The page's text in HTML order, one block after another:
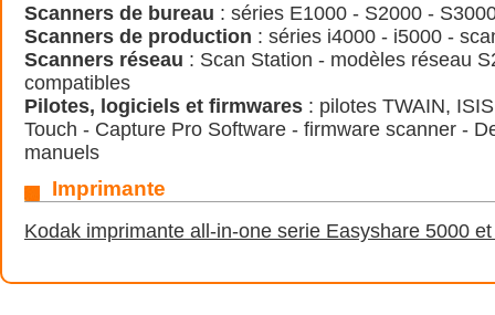
Scanners de bureau : séries E1000 - S2000 -
Scanners de production : séries i4000 - i5000 -
Scanners réseau : Scan Station - modèles réseau
compatibles
Pilotes, logiciels et firmwares : pilotes TWAIN,
Touch - Capture Pro Software - firmware scanner -
manuels
Imprimante
Kodak imprimante all-in-one serie Easyshare 5000